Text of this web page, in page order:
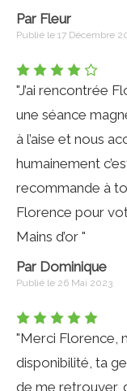
Par Fleur
Publié le 17 Décembre
"J’ai rencontrée
une séance
à l’aise et nous
humainement
recommande à
Florence pour
Mains d’or "
Par Dominique
Publié le 26 Mai 2023
"Merci Florence,
disponibilité, ta
de me retrouver,